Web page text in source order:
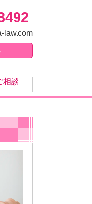
law.com
相談